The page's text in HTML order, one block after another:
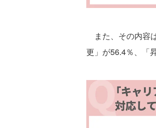
また、その内容
更」が56.4％、「